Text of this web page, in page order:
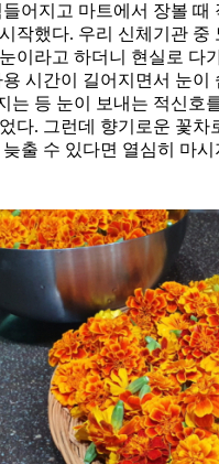
어지고 마트에서 장볼 때
작했다. 우리 신체기관 중
이라고 하더니 현실로 다
시간이 길어지면서 눈이
는 등 눈이 보내는 적신호
다. 그런데 향기로운 꽃차
출 수 있다면 열심히 마